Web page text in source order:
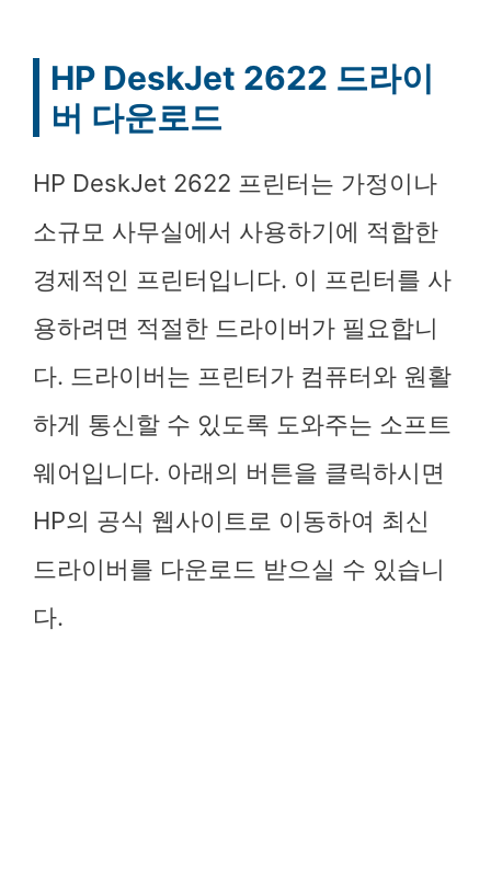
HP DeskJet 2622 드라이
버 다운로드
HP DeskJet 2622 프린터는 가정이나
소규모 사무실에서 사용하기에 적합한
경제적인 프린터입니다. 이 프린터를 사
용하려면 적절한 드라이버가 필요합니
다. 드라이버는 프린터가 컴퓨터와 원활
하게 통신할 수 있도록 도와주는 소프트
웨어입니다. 아래의 버튼을 클릭하시면
HP의 공식 웹사이트로 이동하여 최신
드라이버를 다운로드 받으실 수 있습니
다.